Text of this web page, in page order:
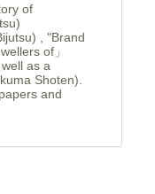
of
, "Brand
of」
as a
Shoten).
and